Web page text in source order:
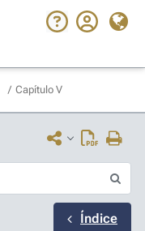
/ Capítulo V
Índice